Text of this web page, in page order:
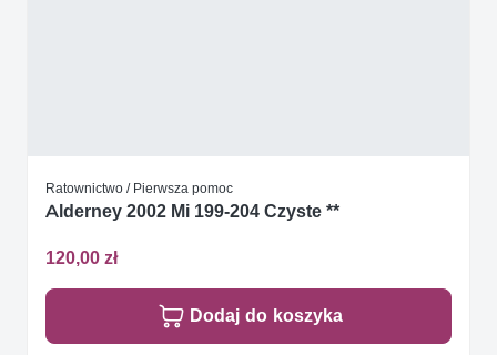
Ratownictwo / Pierwsza pomoc
Alderney 2002 Mi 199-204 Czyste **
120,00 zł
Dodaj do koszyka